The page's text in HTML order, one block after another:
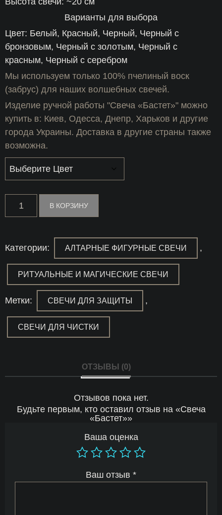
Варианты для выбора
Цвет: Белый, Красный, Черный, Черный с
бронзовым, Черный с золотым, Черный с
красным, Черный с серебром
Мы используем только 100% пчелиный воск
(забрус) для наших волшебных свечей.
Изделие ручной работы "Свеча «Бастет»" можно
купить в: Киев, Одесса, Днепр, Харьков и другие
города Украины. Доставка в другие страны также
возможна.
товара
Свеча
В КОРЗИНУ
Категории: АЛТАРНЫЕ ФИГУРНЫЕ СВЕЧИ ,
РИТУАЛЬНЫЕ И МАГИЧЕСКИЕ СВЕЧИ
Метки: СВЕЧИ ДЛЯ ЗАЩИТЫ ,
СВЕЧИ ДЛЯ ЧИСТКИ
ОТЗЫВЫ (0)
Отзывов пока нет.
Будьте первым, кто оставил отзыв на «Свеча
«Бастет»»
Ваша оценка
Ваш отзыв *